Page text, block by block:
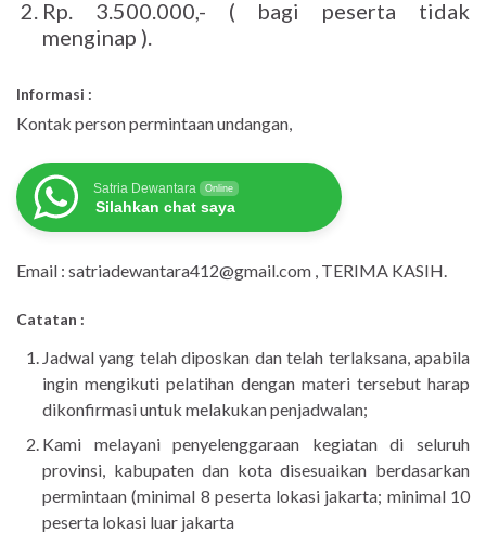
Rp. 3.500.000,- ( bagi peserta tidak
menginap ).
Informasi :
Kontak person permintaan undangan,
Satria Dewantara Online
Silahkan chat saya
Email : satriadewantara412@gmail.com , TERIMA KASIH.
Catatan :
Jadwal yang telah diposkan dan telah terlaksana, apabila
ingin mengikuti pelatihan dengan materi tersebut harap
dikonfirmasi untuk melakukan penjadwalan;
Kami melayani penyelenggaraan kegiatan di seluruh
provinsi, kabupaten dan kota disesuaikan berdasarkan
permintaan (minimal 8 peserta lokasi jakarta; minimal 10
peserta lokasi luar jakarta